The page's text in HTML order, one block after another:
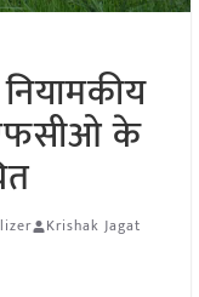
के
Krishak Jagat